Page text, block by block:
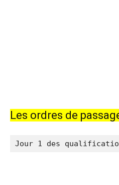
Les ordres de
Jour 1 des